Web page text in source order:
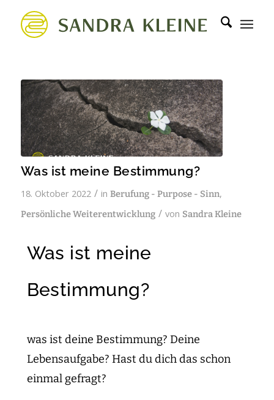
Was ist meine Bestimmung?
18. Oktober 2022 / in Berufung - Purpose - Sinn,
Persönliche Weiterentwicklung / von Sandra Kleine
Was ist meine
Bestimmung?
was ist deine Bestimmung? Deine
Lebensaufgabe? Hast du dich das schon
einmal gefragt?